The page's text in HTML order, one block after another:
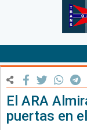
El ARA
puertas en